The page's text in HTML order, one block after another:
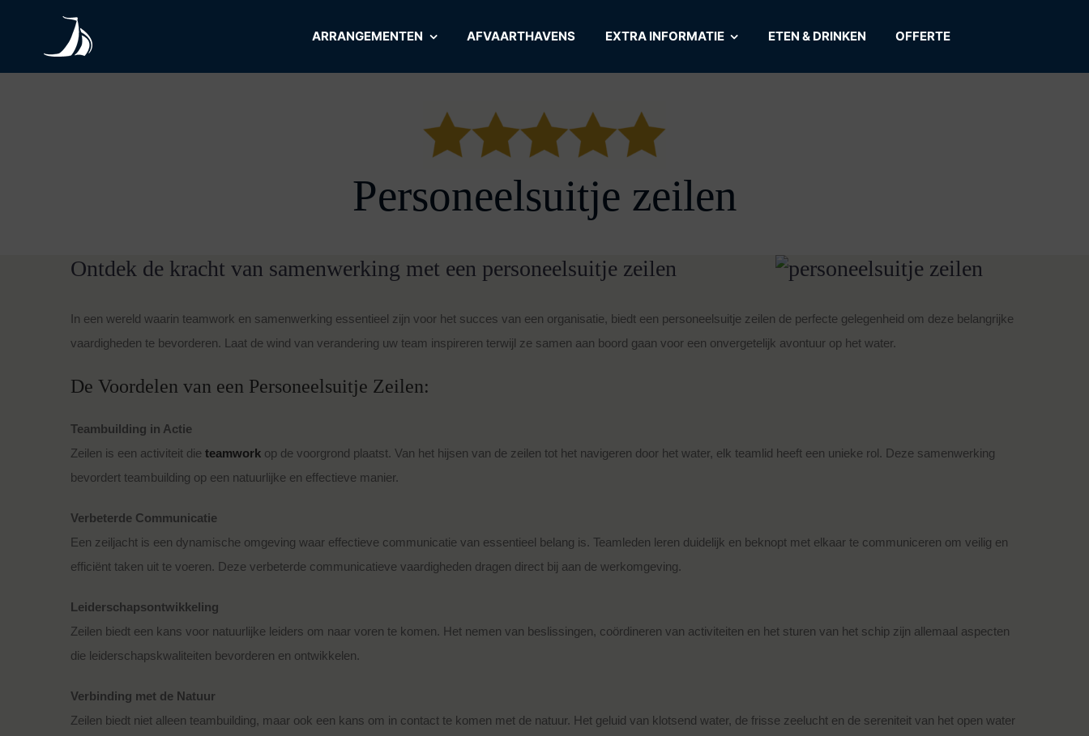
ARRANGEMENTEN AFVAARTHAVENS EXTRA INFORMATIE ETEN & DRINKEN OFFERTE
Personeelsuitje zeilen
Ontdek de kracht van samenwerking met een personeelsuitje zeilen
In een wereld waarin teamwork en samenwerking essentieel zijn voor het succes van een organisatie, biedt een personeelsuitje zeilen de perfecte gelegenheid om deze belangrijke
vaardigheden te bevorderen. Laat de wind van verandering uw team inspireren terwijl ze samen aan boord gaan voor een onvergetelijk avontuur op het water.
De Voordelen van een Personeelsuitje Zeilen:
Teambuilding in Actie
Zeilen is een activiteit die teamworkop de voorgrond plaatst. Van het hijsen van de zeilen tot het navigeren door het water, elk teamlid heeft een unieke rol. Deze samenwerking
bevordert teambuilding op een natuurlijke en effectieve manier.
Verbeterde Communicatie
Een zeiljacht is een dynamische omgeving waar effectieve communicatie van essentieel belang is. Teamleden leren duidelijk en beknopt met elkaar te communiceren om veilig en
efficiënt taken uit te voeren. Deze verbeterde communicatieve vaardigheden dragen direct bij aan de werkomgeving.
Leiderschapsontwikkeling
Zeilen biedt een kans voor natuurlijke leiders om naar voren te komen. Het nemen van beslissingen, coördineren van activiteiten en het sturen van het schip zijn allemaal aspecten
die leiderschapskwaliteiten bevorderen en ontwikkelen.
Verbinding met de Natuur
Zeilen biedt niet alleen teambuilding, maar ook een kans om in contact te komen met de natuur. Het geluid van klotsend water, de frisse zeelucht en de sereniteit van het open water